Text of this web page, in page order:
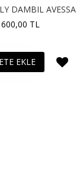
DAMBIL AVESSA
600,00 TL
EKLE